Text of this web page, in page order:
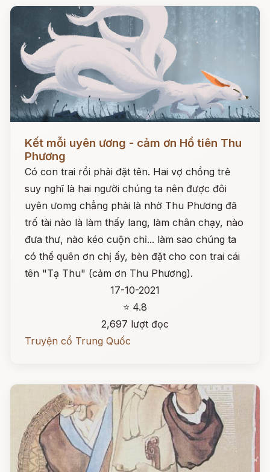
Đọc ngay
Kết mỗi uyên ương - cảm ơn Hồ tiên Thu
Phương
Có con trai rồi phải đặt tên. Hai vợ chồng trẻ
suy nghĩ là hai người chúng ta nên được đôi
uyên ưomg chẳng phải là nhờ Thu Phương đã
trố tài nào là làm thấy lang, làm chân chạy, nào
đưa thư, nào kéo cuộn chỉ... làm sao chúng ta
có thể quên ơn chị ấy, bèn đặt cho con trai cái
tên "Tạ Thu" (cảm ơn Thu Phương).
17-10-2021
⭐ 4.8
2,697 lượt đọc
Truyện cổ Trung Quốc